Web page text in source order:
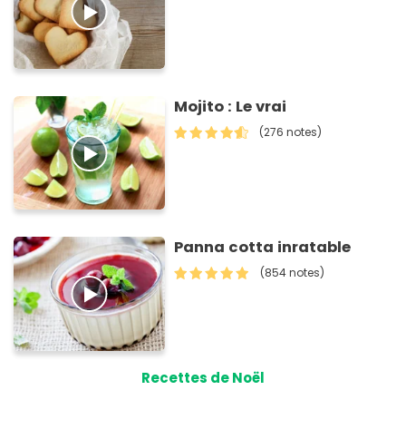
Mojito : Le vrai
(276 notes)
Panna cotta inratable
(854 notes)
Recettes de Noël